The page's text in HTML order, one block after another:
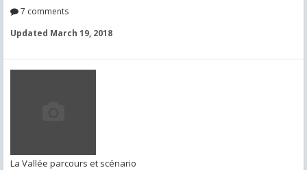
7 comments
Updated March 19, 2018
La Vallée parcours et scénario